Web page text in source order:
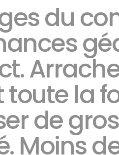
du
toute la
de
Moins